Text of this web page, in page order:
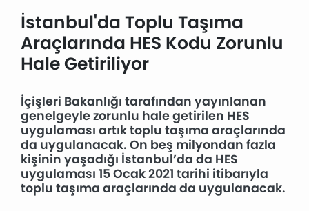
İstanbul'da Toplu Taşıma
Araçlarında HES Kodu Zorunlu
Hale Getiriliyor
İçişleri Bakanlığı tarafından yayınlanan
genelgeyle zorunlu hale getirilen HES
uygulaması artık toplu taşıma araçlarında
da uygulanacak. On beş milyondan fazla
kişinin yaşadığı İstanbul’da da HES
uygulaması 15 Ocak 2021 tarihi itibarıyla
toplu taşıma araçlarında da uygulanacak.